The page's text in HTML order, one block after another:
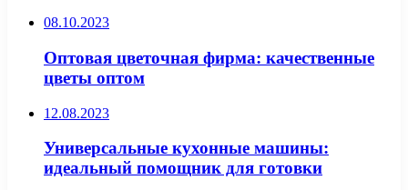
08.10.2023
Оптовая цветочная фирма: качественные
цветы оптом
12.08.2023
Универсальные кухонные машины:
идеальный помощник для готовки